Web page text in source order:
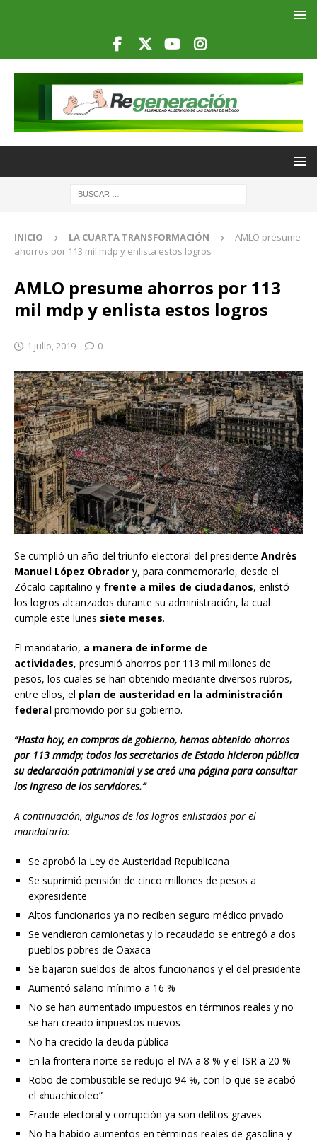
INICIO LA CUARTA TRANSFORMACIÓN
AMLO presume
ahorros por 113 mil mdp y enlista estos logros
AMLO presume ahorros por 113
mil mdp y enlista estos logros
1 julio, 2019 0
Se cumplió un año del triunfo electoral del presidente Andrés
Manuel López Obrador y, para conmemorarlo, desde el
Zócalo capitalino y frente a miles de ciudadanos, enlistó
los logros alcanzados durante su administración, la cual
cumple este lunes siete meses.
El mandatario, a manera de informe de
actividades, presumió ahorros por 113 mil millones de
pesos, los cuales se han obtenido mediante diversos rubros,
entre ellos, el plan de austeridad en la administración
federal promovido por su gobierno.
“Hasta hoy, en compras de gobierno, hemos obtenido ahorros
por 113 mmdp; todos los secretarios de Estado hicieron pública
su declaración patrimonial y se creó una página para consultar
los ingreso de los servidores.”
A continuación, algunos de los logros enlistados por el
mandatario:
Se aprobó la Ley de Austeridad Republicana
Se suprimió pensión de cinco millones de pesos a
expresidente
Altos funcionarios ya no reciben seguro médico privado
Se vendieron camionetas y lo recaudado se entregó a dos
pueblos pobres de Oaxaca
Se bajaron sueldos de altos funcionarios y el del presidente
Aumentó salario mínimo a 16 %
No se han aumentado impuestos en términos reales y no
se han creado impuestos nuevos
No ha crecido la deuda pública
En la frontera norte se redujo el IVA a 8 % y el ISR a 20 %
Robo de combustible se redujo 94 %, con lo que se acabó
el «huachicoleo”
Fraude electoral y corrupción ya son delitos graves
No ha habido aumentos en términos reales de gasolina y